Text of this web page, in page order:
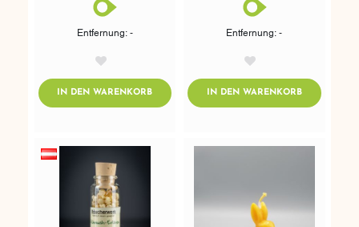
Entfernung: -
IN DEN WARENKORBADDTOCART
Entfernung: -
IN DEN WARENKORBADDTOCART